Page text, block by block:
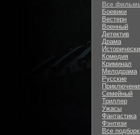
Все
Боевики
Вестерн
Военный
Детектив
Драма
Комедия
Криминал
Мелодрама
Русские
Семейный
Триллер
Ужасы
Фантастика
Фэнтези
Все